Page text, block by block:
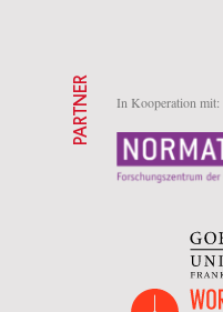
In Kooperation mit:
PARTNER